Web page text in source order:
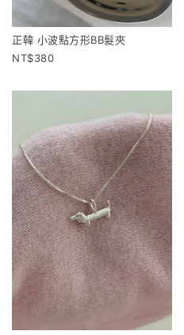
正韓 小波點方形BB髮夾
380